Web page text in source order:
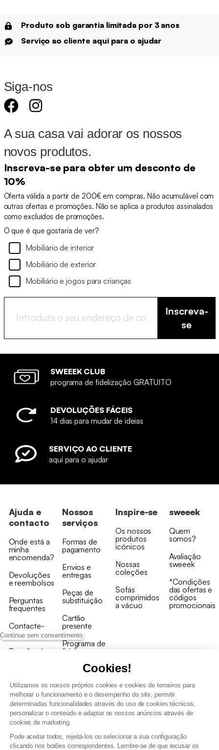
Continue sem consentimento
Cookies!
Utilizamos os nossos próprios cookies e cookies de terceiros para
melhorar o funcionamento e o desempenho do site, permitir
determinadas funcionalidades através do uso de cookies técnicos,
personalizar o conteúdo e adaptar os nossos anúncios através de
cookies de marketing.
Pode aceitar todos, rejeitá-los ou selecionar a sua configuração
clicando nos botões correspondentes. Lembre-se de que recusar os
Produto sob garantia limitada por 3 anos
Serviço ao cliente aqui para o ajudar
Siga-nos
A sua casa vai adorar os nossos
novos produtos.
Inscreva-se para obter um desconto de
10%
Oferta válida a partir de 200€ em compras. Não acumulável com
outras ofertas e promoções. Não se aplica a produtos assinalados
como excluídos de promoções.
O que é que gostaria de ver?
Mobiliário de interior
Mobiliário de exterior
Mobiliário e jogos para crianças
Inscreva-
se
SWEEEK CLUB
programa de fidelização GRATUITO
DEVOLUÇÕES FÁCEIS
14 dias para mudar de ideias
SERVIÇO AO CLIENTE
aqui para o ajudar
Ajuda e
contacto
Onde está a
minha
encomenda?
Devoluções
e reembolsos
Perguntas
frequentes
Contacte-
nos
Recolha de
Nossos
serviços
Formas de
pagamento
Envios e
entregas
Peças de
substituição
Cartão
presente
Programa de
fidelizaçao
Inspire-se
Os nossos
produtos
icónicos
Nossas
coleções
Sofás
comprimidos
a vácuo
sweeek
Quem
somos?
Avaliação
sweeek
*Condições
das ofertas e
códigos
promocionais
Termos e Condições Gerais de Venda e Aviso Legal
Gestão de dados pessoais e política de cookies